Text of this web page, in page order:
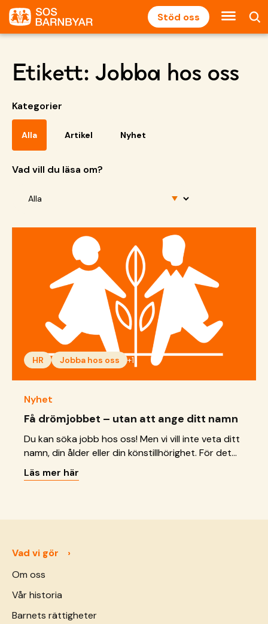
Stöd oss
Etikett: Jobba hos oss
Kategorier
Alla Artikel Nyhet
Vad vill du läsa om?
HR Jobba hos oss +1
Nyhet
Få drömjobbet – utan att ange ditt namn
Du kan söka jobb hos oss! Men vi vill inte veta ditt
namn, din ålder eller din könstillhörighet. För det
ska inte avgöra om du får jobbet eller inte.
Läs mer här
Vad vi gör
Om oss
Vår historia
Barnets rättigheter